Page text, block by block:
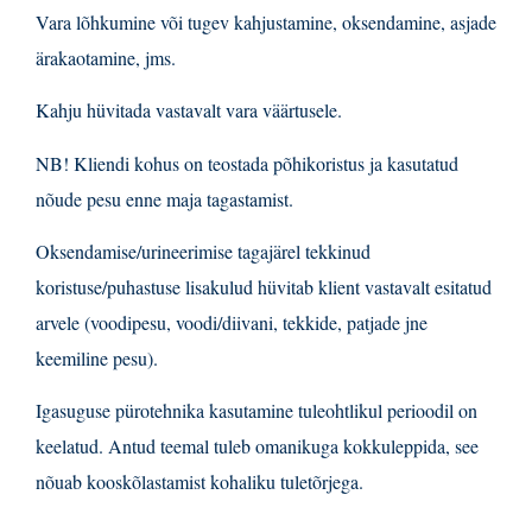
Vara lõhkumine või tugev kahjustamine, oksendamine, asjade
ärakaotamine, jms.
Kahju hüvitada vastavalt vara väärtusele.
NB! Kliendi kohus on teostada põhikoristus ja kasutatud
nõude pesu enne maja tagastamist.
Oksendamise/urineerimise tagajärel tekkinud
koristuse/puhastuse lisakulud hüvitab klient vastavalt esitatud
arvele (voodipesu, voodi/diivani, tekkide, patjade jne
keemiline pesu).
Igasuguse pürotehnika kasutamine tuleohtlikul perioodil on
keelatud. Antud teemal tuleb omanikuga kokkuleppida, see
nõuab kooskõlastamist kohaliku tuletõrjega.